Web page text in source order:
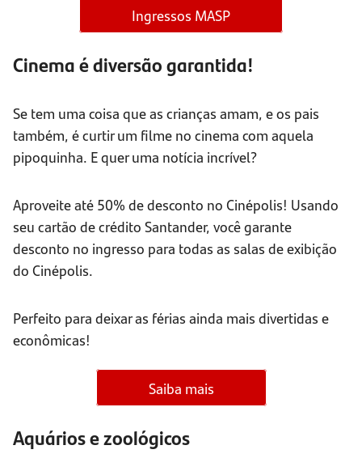
Ingressos MASP
Cinema é diversão garantida!
Se tem uma coisa que as crianças amam, e os pais
também, é curtir um filme no cinema com aquela
pipoquinha. E quer uma notícia incrível?
Aproveite até 50% de desconto no Cinépolis! Usando
seu cartão de crédito Santander, você garante
desconto no ingresso para todas as salas de exibição
do Cinépolis.
Perfeito para deixar as férias ainda mais divertidas e
econômicas!
Saiba mais
Aquários e zoológicos